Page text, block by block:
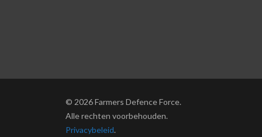
© 2026 Farmers Defence Force.
Alle rechten voorbehouden.
Privacybeleid.